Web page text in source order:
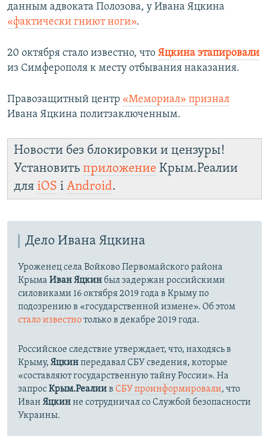
данным адвоката Полозова, у Ивана Яцкина
«фактически гниют ноги».
20 октября стало известно, что Яцкина этапировали
из Симферополя к месту отбывания наказания.
Правозащитный центр «Мемориал» признал
Ивана Яцкина политзаключенным.
Новости без блокировки и цензуры!
Установить приложение Крым.Реалии
для iOS і Android.
Дело Ивана Яцкина
Уроженец села Войково Первомайского района
Крыма Иван Яцкинбыл задержан российскими
силовиками 16 октября 2019 года в Крыму по
подозрению в «государственной измене». Об этом
стало известнотолько в декабре 2019 года.
Российское следствие утверждает, что, находясь в
Крыму, Яцкинпередавал СБУ сведения, которые
«составляют государственную тайну России». На
запросКрым.Реалиив СБУ проинформировали, что
Иван Яцкинне сотрудничал со Службой безопасности
Украины.